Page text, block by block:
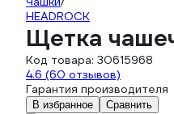
HEADROCK
Щетка
Код товара: 30615968
4.6 (60 отзывов)
Гарантия производителя
В избранное Сравнить